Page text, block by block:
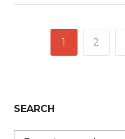
НАВИГАЦИЈА
1 2
SEARCH